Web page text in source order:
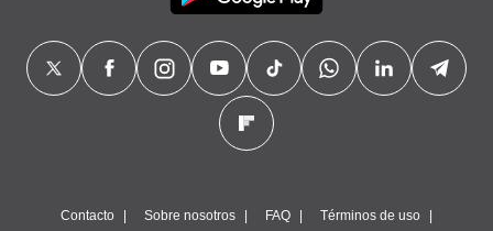
Contacto Sobre nosotros FAQ Términos de uso